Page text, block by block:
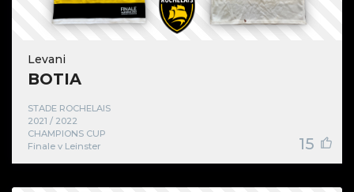
Levani
BOTIA
STADE ROCHELAIS
2021 / 2022
CHAMPIONS CUP
Finale v Leinster
15